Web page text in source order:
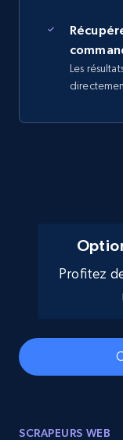
Les
Profitez
SCRAPEURS WEB